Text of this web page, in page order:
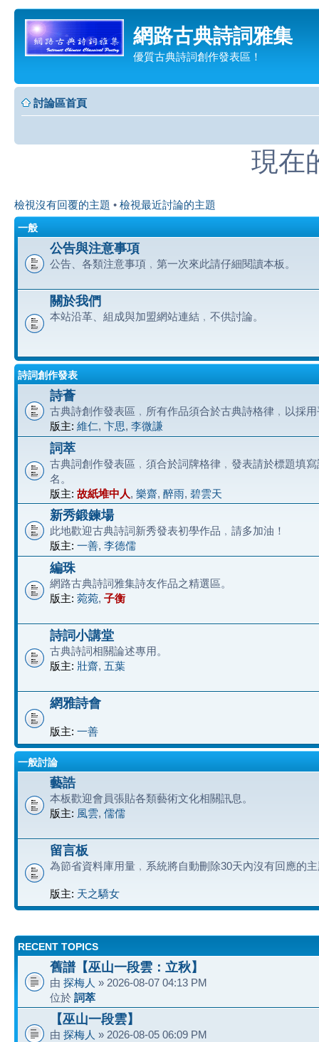
網路古典詩詞雅集
優質古典詩詞創作發表區！
討論區首頁
現在
檢視沒有回覆的主題 • 檢視最近討論的主題
一般
公告與注意事項
公告、各類注意事項﹐第一次來此請仔細閱讀本板。
關於我們
本站沿革、組成與加盟網站連結﹐不供討論。
詩詞創作發表
詩薈
古典詩創作發表區﹐所有作品須合於古典詩格律﹐以採
版主: 維仁, 卞思, 李微謙
詞萃
古典詞創作發表區﹐須合於詞牌格律﹐發表請於標題填
名。
版主: 故紙堆中人, 樂齋, 醉雨, 碧雲天
新秀鍛鍊場
此地歡迎古典詩詞新秀發表初學作品﹐請多加油！
版主: 一善, 李德儒
編珠
網路古典詩詞雅集詩友作品之精選區。
版主: 菀菀, 子衡
詩詞小講堂
古典詩詞相關論述專用。
版主: 壯齋, 五葉
網雅詩會
版主: 一善
一般討論
藝誥
本板歡迎會員張貼各類藝術文化相關訊息。
版主: 風雲, 儒儒
留言板
為節省資料庫用量﹐系統將自動刪除30天內沒有回應的
版主: 天之驕女
RECENT TOPICS
舊譜【巫山一段雲：立秋】
由 探梅人 » 2026-08-07 04:13 PM
位於 詞萃
【巫山一段雲】
由 探梅人 » 2026-08-05 06:09 PM